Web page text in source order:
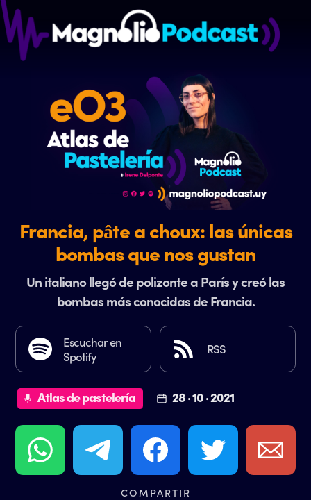
Francia, pâte a choux: las únicas
bombas que nos gustan
Un italiano llegó de polizonte a París y creó las
bombas más conocidas de Francia.
Escuchar en
Spotify
RSS
Atlas de pastelería 28 · 10 · 2021
COMPARTIR